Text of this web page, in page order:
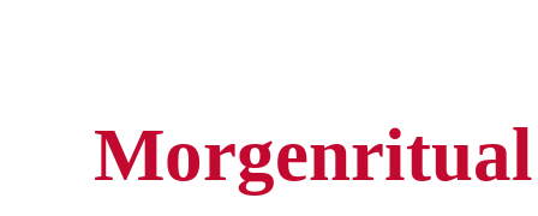
Morgenritual